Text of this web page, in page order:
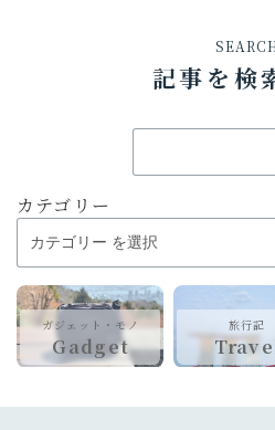
記事を検
カテゴリー
ガジェット・モノ
Gadget
旅行記